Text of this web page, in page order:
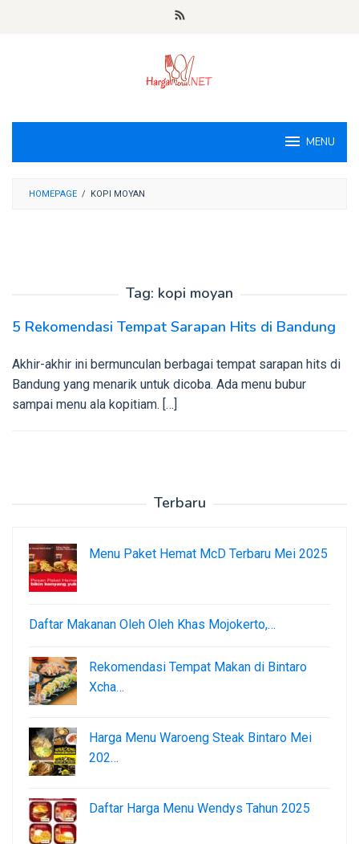
MENU
HOMEPAGE / KOPI MOYAN
Tag: kopi moyan
5 Rekomendasi Tempat Sarapan Hits di Bandung
Akhir-akhir ini bermunculan berbagai tempat sarapan hits di
Bandung yang menarik untuk dicoba. Ada menu bubur
sampai menu ala kopitiam. […]
Terbaru
Menu Paket Hemat McD Terbaru Mei 2025
Daftar Makanan Oleh Oleh Khas Mojokerto,…
Rekomendasi Tempat Makan di Bintaro
Xcha…
Harga Menu Waroeng Steak Bintaro Mei
202…
Daftar Harga Menu Wendys Tahun 2025